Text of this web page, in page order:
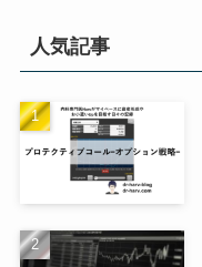
人気記事